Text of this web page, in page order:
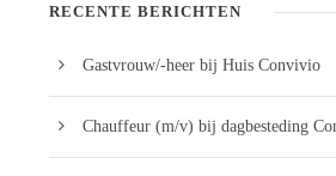
RECENTE BERICHTEN
Gastvrouw/-heer bij Huis Convivio
Chauffeur (m/v) bij dagbesteding